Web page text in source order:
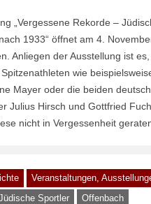
„Vergessene Rekorde –
1933“ öffnet am 4.
Anliegen der Ausstellung ist
wie
Mayer oder die beiden
Julius Hirsch und Gottfried
nicht in Vergessenheit
Veranstaltungen,
Sportler
Offenbach